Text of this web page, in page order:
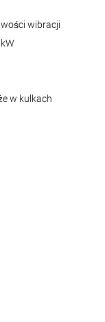
wibracji
w kulkach